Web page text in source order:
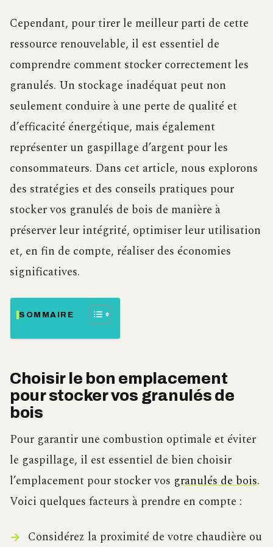
Cependant, pour tirer le meilleur parti de cette
ressource renouvelable, il est essentiel de
comprendre comment stocker correctement les
granulés. Un stockage inadéquat peut non
seulement conduire à une perte de qualité et
d’efficacité énergétique, mais également
représenter un gaspillage d’argent pour les
consommateurs. Dans cet article, nous explorons
des stratégies et des conseils pratiques pour
stocker vos granulés de bois de manière à
préserver leur intégrité, optimiser leur utilisation
et, en fin de compte, réaliser des économies
significatives.
SOMMAIRE
Choisir le bon emplacement
pour stocker vos granulés de
bois
Pour garantir une combustion optimale et éviter
le gaspillage, il est essentiel de bien choisir
l’emplacement pour stocker vos granulés de bois.
Voici quelques facteurs à prendre en compte :
Considérez la proximité de votre chaudière ou